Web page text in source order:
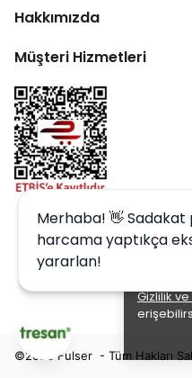
Alışveriş
Gizlilik
Hakkımızda
Müşteri Hizmetleri
©2026 Fulser - Tüm Hakları
Merhaba! 👋 Sadakat
harcama yaptıkça
yararlan!